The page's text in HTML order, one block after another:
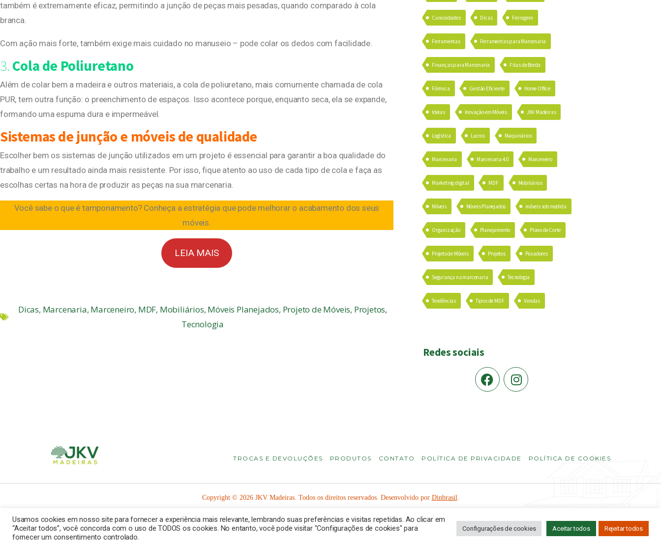
também é extremamente eficaz, permitindo a junção de peças mais pesadas, quando comparado à cola
branca.
Com ação mais forte, também exige mais cuidado no manuseio – pode colar os dedos com facilidade.
3. Cola de Poliuretano
Além de colar bem a madeira e outros materiais, a cola de poliuretano, mais comumente chamada de cola
PUR, tem outra função: o preenchimento de espaços. Isso acontece porque, enquanto seca, ela se expande,
formando uma espuma dura e impermeável.
Sistemas de junção e móveis de qualidade
Escolher bem os sistemas de junção utilizados em um projeto é essencial para garantir a boa qualidade do
trabalho e um resultado ainda mais resistente. Por isso, fique atento ao uso de cada tipo de cola e faça as
escolhas certas na hora de produzir as peças na sua marcenaria.
Você sabe o que é tamponamento? Conheça a estratégia que pode melhorar o acabamento dos seus
móveis.
LEIA MAIS
Dicas, Marcenaria, Marceneiro, MDF, Mobiliários, Móveis Planejados, Projeto de Móveis, Projetos,
Tecnologia
Curiosidades Dicas Ferragem
Ferramentas Ferramentas para Marcenaria
Finanças para Marcenaria Fitas de Borda
Fórmica Gestão Eficiente Home Office
Ideias Inovação em Móveis JKV Madeiras
Logística Lucros Maquinários
Marcenaria Marcenaria 4.0 Marceneiro
Marketing digital MDF Mobiliários
Móveis Móveis Planejados móveis sob medida
Organização Planejamento Plano de Corte
Projeto de Móveis Projetos Puxadores
Segurança na marcenaria Tecnologia
Tendências Tipos de MDF Vendas
Redes sociais
TROCAS E DEVOLUÇÕES PRODUTOS CONTATO POLÍTICA DE PRIVACIDADE POLÍTICA DE COOKIES
Copyright © 2026 JKV Madeiras. Todos os direitos reservados. Desenvolvido por Dinbrasil
Usamos cookies em nosso site para fornecer a experiência mais relevante, lembrando suas preferências e visitas repetidas. Ao clicar em
“Aceitar todos”, você concorda com o uso de TODOS os cookies. No entanto, você pode visitar "Configurações de cookies" para
fornecer um consentimento controlado.
Configurações de cookies Aceitar todos Rejeitar todos